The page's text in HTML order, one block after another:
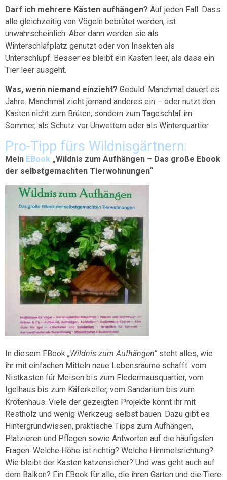
Darf ich mehrere Kästen aufhängen? Auf jeden Fall. Dass
alle gleichzeitig von Vögeln bebrütet werden, ist
unwahrscheinlich. Aber dann werden sie als
Winterschlafplatz genutzt oder von Insekten als
Unterschlupf. Besser es bleibt ein Kasten leer, als dass ein
Tier leer ausgeht.
Was, wenn niemand einzieht? Geduld. Manchmal dauert es
Jahre. Manchmal zieht jemand anderes ein – oder nutzt den
Kasten nicht zum Brüten, sondern zum Tageschlaf im
Sommer, als Schutz vor Unwettern oder als Winterquartier.
Pro-Tipp fürs Wildnisgärtnern:
Mein EBook „Wildnis zum Aufhängen – Das große Ebook
der selbstgemachten Tierwohnungen“
In diesem EBook „Wildnis zum Aufhängen“steht alles, wie
ihr mit einfachen Mitteln neue Lebensräume schafft: vom
Nistkasten für Meisen bis zum Fledermausquartier, vom
Igelhaus bis zum Käferkeller, vom Sandarium bis zum
Krötenhaus. Viele der gezeigten Projekte könnt ihr mit
Restholz und wenig Werkzeug selbst bauen. Dazu gibt es
Hintergrundwissen, praktische Tipps zum Aufhängen,
Platzieren und Pflegen sowie Antworten auf die häufigsten
Fragen: Welche Höhe ist richtig? Welche Himmelsrichtung?
Wie bleibt der Kasten katzensicher? Und was geht auch auf
dem Balkon? Ein EBook für alle, die ihren Garten und die Tiere